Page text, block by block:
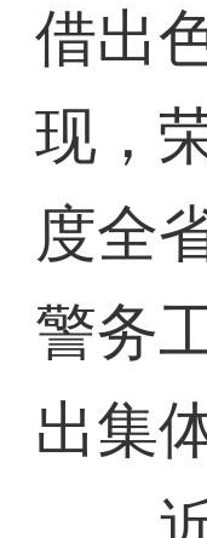
借出
现，
度全
警务
出集